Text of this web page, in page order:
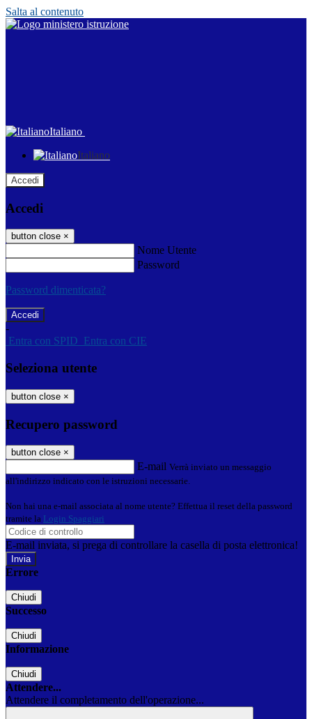
Salta al contenuto
Italiano
Italiano
Accedi
Accedi
button close ×
Nome Utente
Password
Password dimenticata?
-
Entra con SPID Entra con CIE
Seleziona utente
button close ×
Recupero password
button close ×
E-mail Verrà inviato un messaggio
all'indirizzo indicato con le istruzioni necessarie.
Non hai una e-mail associata al nome utente? Effettua il reset della password
tramite la Login Spaggiari
E-mail inviata, si prega di controllare la casella di posta elettronica!
Errore
Chiudi
Successo
Chiudi
Informazione
Chiudi
Attendere...
Attendere il completamento dell'operazione...